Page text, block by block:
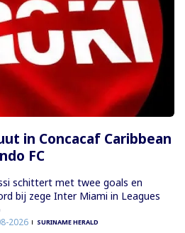
in Concacaf Caribbean
FC
schittert met twee goals en
bij zege Inter Miami in Leagues
2026 SURINAME HERALD